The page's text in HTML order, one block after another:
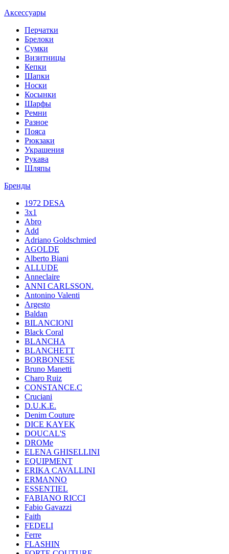
Аксессуары
Перчатки
Брелоки
Сумки
Визитницы
Кепки
Шапки
Носки
Косынки
Шарфы
Ремни
Разное
Пояса
Рюкзаки
Украшения
Рукава
Шляпы
Бренды
1972 DESA
3x1
Abro
Add
Adriano Goldschmied
AGOLDE
Alberto Biani
ALLUDE
Anneclaire
ANNI CARLSSON.
Antonino Valenti
Argesto
Baldan
BILANCIONI
Black Coral
BLANCHA
BLANCHETT
BORBONESE
Bruno Manetti
Charo Ruiz
CONSTANCE.C
Cruciani
D.U.K.E.
Denim Couture
DICE KAYEK
DOUCAL'S
DROMe
ELENA GHISELLINI
EQUIPMENT
ERIKA CAVALLINI
ERMANNO
ESSENTIEL
FABIANO RICCI
Fabio Gavazzi
Faith
FEDELI
Ferre
FLASHIN